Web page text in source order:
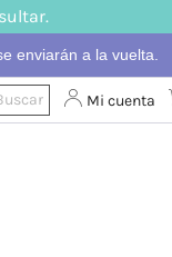
enviarán a la vuelta.
Mi cuenta